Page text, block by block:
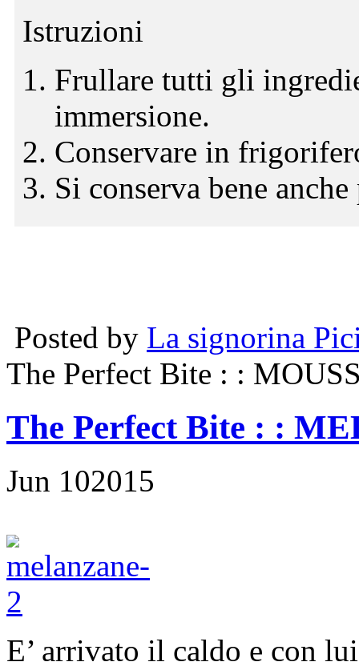
Istruzioni
Frullare tutti gli
immersione.
Conservare in
Si conserva bene
Posted by La signorina
The Perfect Bite : :
The Perfect Bite : :
Jun 102015
E’ arrivato il caldo e con